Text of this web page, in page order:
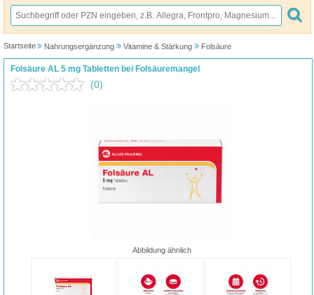
Startseite Nahrungsergänzung Vitamine & Stärkung Folsäure
Folsäure AL 5 mg Tabletten bei Folsäuremangel
(0)
Abbildung ähnlich